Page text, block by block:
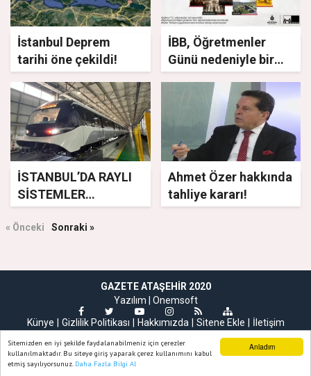
Anladım
Sitemizden en iyi şekilde faydalanabilmeniz için çerezler
kullanılmaktadır. Bu siteye giriş yaparak çerez kullanımını kabul
etmiş sayılıyorsunuz. Daha Fazla Bilgi Al
İstanbul Deprem
tarihi öne çekildi!
İBB, Öğretmenler
Günü nedeniyle bir
İSTANBUL’DA RAYLI
SİSTEMLER
GÜÇLENEREK
BÜYÜYOR
Ahmet Özer hakkında
tahliye kararı!
« Önceki Sonraki »
GAZETE ATAŞEHIR 2020
Yazılım | Onemsoft
Künye
Gizlilik Politikası Hakkımızda Sitene Ekle İletişim
Ana Sayfa Web TV